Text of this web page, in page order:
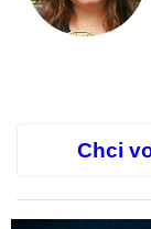
Chci